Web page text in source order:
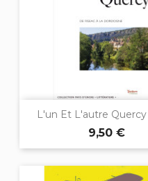
L'un Et L'autre Quercy
9,50 €